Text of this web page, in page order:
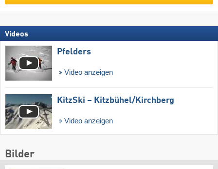
Videos
Pfelders
Video anzeigen
KitzSki – Kitzbühel/​Kirchberg
Video anzeigen
Bilder